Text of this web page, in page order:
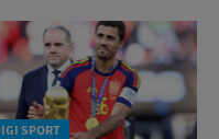
SPORT